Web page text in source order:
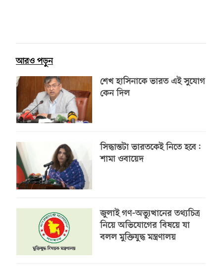
আরও পড়ুন
শেখ হাসিনাকে ভারত এই সুযোগ
কেন দিল
সিদ্ধান্তটা ভারতকেই নিতে হবে:
শামা ওবায়েদ
জুলাই গণ-অভ্যুত্থানের তথ্যচিত্র
নিয়ে অভিযোগের বিষয়ে যা
বলল মুক্তিযুদ্ধ মন্ত্রণালয়